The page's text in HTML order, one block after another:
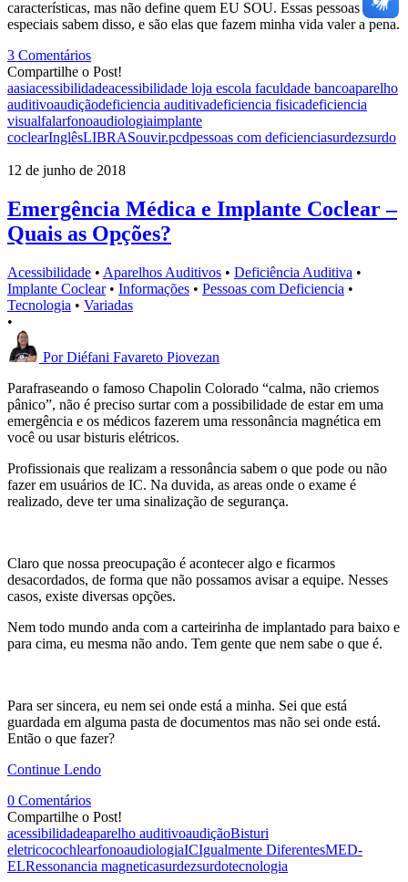
características, mas não define quem EU SOU. Essas pessoas
especiais sabem disso, e são elas que fazem minha vida valer a pena.
3 Comentários
Compartilhe o Post!
aasiacessibilidadeacessibilidade loja escola faculdade bancoaparelho
auditivoaudiçãodeficiencia auditivadeficiencia fisicadeficiencia
visualfalarfonoaudiologiaimplante
coclearInglêsLIBRASouvir.pcdpessoas com deficienciasurdezsurdo
12 de junho de 2018
Emergência Médica e Implante Coclear –
Quais as Opções?
Acessibilidade • Aparelhos Auditivos • Deficiência Auditiva •
Implante Coclear • Informações • Pessoas com Deficiencia •
Tecnologia • Variadas
•
Por Diéfani Favareto Piovezan
Parafraseando o famoso Chapolin Colorado “calma, não criemos
pânico”, não é preciso surtar com a possibilidade de estar em uma
emergência e os médicos fazerem uma ressonância magnética em
você ou usar bisturis elétricos.
Profissionais que realizam a ressonância sabem o que pode ou não
fazer em usuários de IC. Na duvida, as areas onde o exame é
realizado, deve ter uma sinalização de segurança.
Claro que nossa preocupação é acontecer algo e ficarmos
desacordados, de forma que não possamos avisar a equipe. Nesses
casos, existe diversas opções.
Nem todo mundo anda com a carteirinha de implantado para baixo e
para cima, eu mesma não ando. Tem gente que nem sabe o que é.
Para ser sincera, eu nem sei onde está a minha. Sei que está
guardada em alguma pasta de documentos mas não sei onde está.
Então o que fazer?
Continue Lendo
0 Comentários
Compartilhe o Post!
acessibilidadeaparelho auditivoaudiçãoBisturi
eletricocochlearfonoaudiologiaICIgualmente DiferentesMED-
ELRessonancia magneticasurdezsurdotecnologia